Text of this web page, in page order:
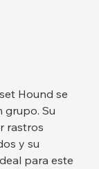
Hound se
grupo. Su
rastros
y su
para este